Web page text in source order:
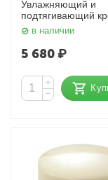
Увлажняющий и
подтягивающий
гель с ретинолом и
изофлавонами сои
осветляющим
Wrinkle 100 гр.
в наличии
5 680₽
+
−